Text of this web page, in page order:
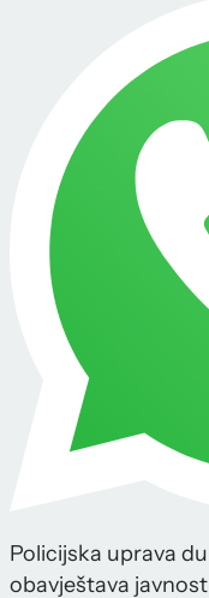
Policijska uprava
obavještava